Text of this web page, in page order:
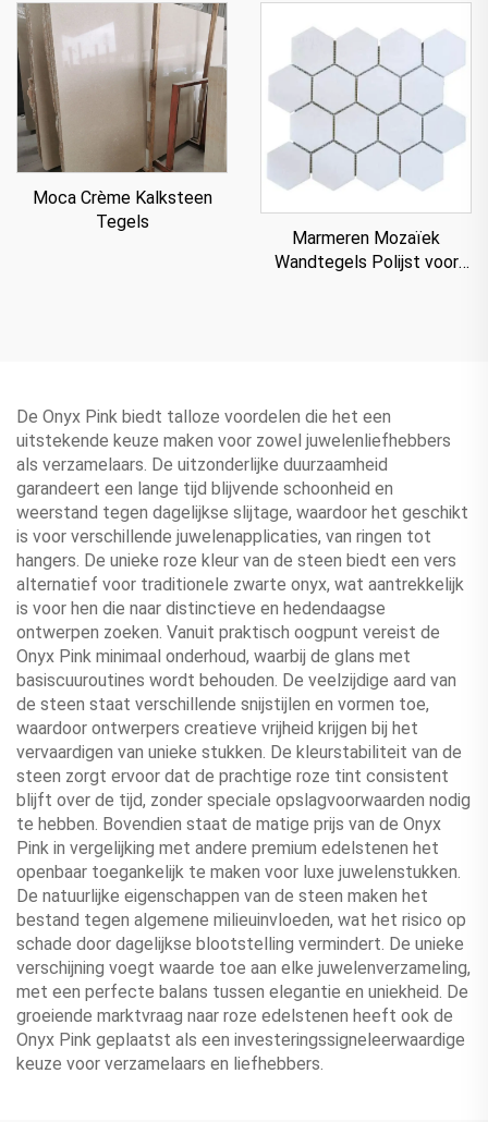
Moca Crème Kalksteen
Tegels
Marmeren Mozaïek
Wandtegels Polijst voor
De Onyx Pink biedt talloze voordelen die het een
uitstekende keuze maken voor zowel juwelenliefhebbers
als verzamelaars. De uitzonderlijke duurzaamheid
garandeert een lange tijd blijvende schoonheid en
weerstand tegen dagelijkse slijtage, waardoor het geschikt
is voor verschillende juwelenapplicaties, van ringen tot
hangers. De unieke roze kleur van de steen biedt een vers
alternatief voor traditionele zwarte onyx, wat aantrekkelijk
is voor hen die naar distinctieve en hedendaagse
ontwerpen zoeken. Vanuit praktisch oogpunt vereist de
Onyx Pink minimaal onderhoud, waarbij de glans met
basiscuuroutines wordt behouden. De veelzijdige aard van
de steen staat verschillende snijstijlen en vormen toe,
waardoor ontwerpers creatieve vrijheid krijgen bij het
vervaardigen van unieke stukken. De kleurstabiliteit van de
steen zorgt ervoor dat de prachtige roze tint consistent
blijft over de tijd, zonder speciale opslagvoorwaarden nodig
te hebben. Bovendien staat de matige prijs van de Onyx
Pink in vergelijking met andere premium edelstenen het
openbaar toegankelijk te maken voor luxe juwelenstukken.
De natuurlijke eigenschappen van de steen maken het
bestand tegen algemene milieuinvloeden, wat het risico op
schade door dagelijkse blootstelling vermindert. De unieke
verschijning voegt waarde toe aan elke juwelenverzameling,
met een perfecte balans tussen elegantie en uniekheid. De
groeiende marktvraag naar roze edelstenen heeft ook de
Onyx Pink geplaatst als een investeringssigneleerwaardige
keuze voor verzamelaars en liefhebbers.